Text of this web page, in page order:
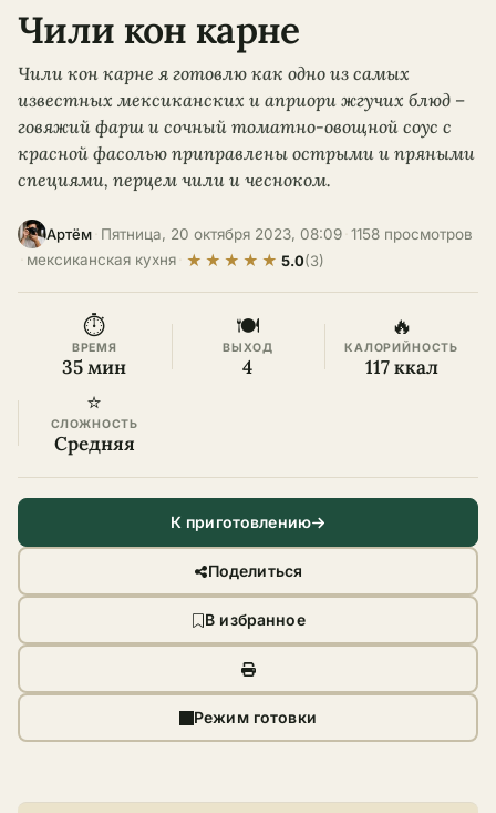
Чили кон карне
Чили кон карне я готовлю как одно из самых
известных мексиканских и априори жгучих блюд –
говяжий фарш и сочный томатно-овощной соус с
красной фасолью приправлены острыми и пряными
специями, перцем чили и чесноком.
Артём Пятница, 20 октября 2023, 08:09 1158 просмотров
мексиканская кухня ★ ★ ★ ★ ★ 5.0(3)
⏱
ВРЕМЯ
35 мин
🍽
ВЫХОД
4
🔥
КАЛОРИЙНОСТЬ
117 ккал
⭐
СЛОЖНОСТЬ
Средняя
К приготовлению
Поделиться
В избранное
Режим готовки